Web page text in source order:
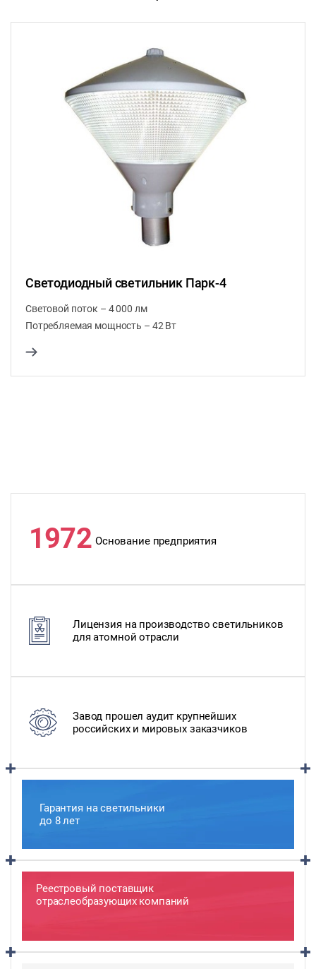
Светодиодный светильник Парк-4
Световой поток – 4 000 лм
Потребляемая мощность – 42 Вт
Основание предприятия
1972
Лицензия на производство светильников
для атомной отрасли
Завод прошел аудит крупнейших
российских и мировых заказчиков
Гарантия на светильники
до 8 лет
Реестровый поставщик
отраслеобразующих компаний